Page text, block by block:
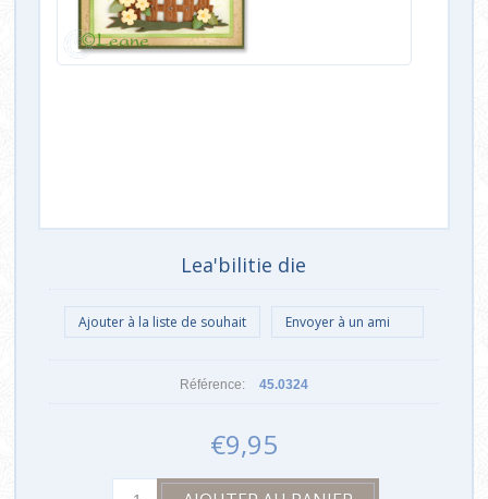
Lea'bilitie die
Référence: 45.0324
€9,95